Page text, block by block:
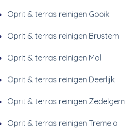
Oprit & terras reinigen Gooik
Oprit & terras reinigen Brustem
Oprit & terras reinigen Mol
Oprit & terras reinigen Deerlijk
Oprit & terras reinigen Zedelgem
Oprit & terras reinigen Tremelo